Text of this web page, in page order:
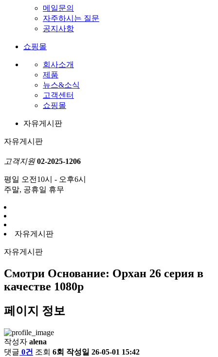
메일문의
자주하시는 질문
공지사항
쇼핑몰
회사소개
제품
뉴스&소식
고객센터
쇼핑몰
자유게시판
자유게시판
고객지원 02-2025-1206
평일 오전10시 - 오후6시
주말, 공휴일 휴무
자유게시판
자유게시판
Смотри Основание: Орхан 26 серия в
качестве 1080p
페이지 정보
작성자 alena
댓글 0건 조회 6회 작성일 26-05-01 15:42